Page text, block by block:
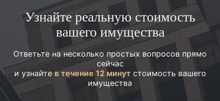
Узнайте реальную стоимость
вашего имущества
Ответьте на несколько простых вопросов прямо
сейчас
и узнайтев течение 12 минутстоимость вашего
имущества